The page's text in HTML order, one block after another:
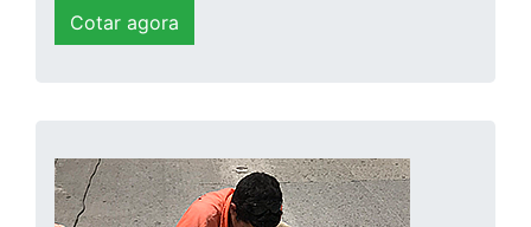
Cotar agora